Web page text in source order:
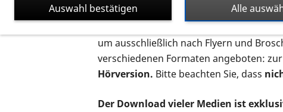
Auf dieser Seite finden Sie sämtliches
um ausschließlich nach Flyern und
verschiedenen Formaten angeboten: zur
Hörversion. Bitte beachten Sie, dass
Der Download vieler Medien ist
Alle
Auswahl bestätigen